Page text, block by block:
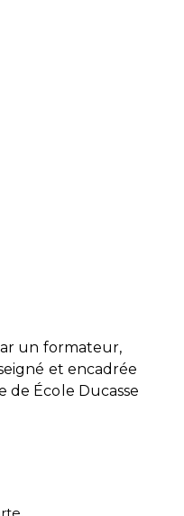
un formateur,
et encadrée
de École Ducasse